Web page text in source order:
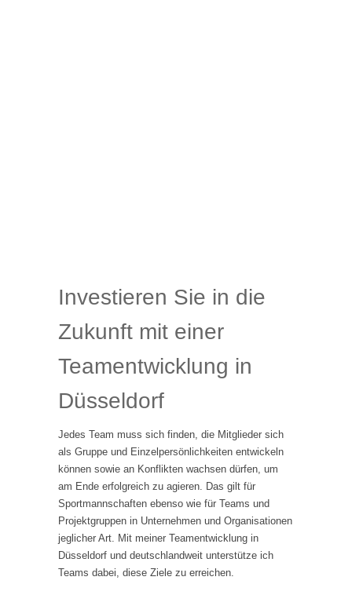
Investieren Sie in die
Zukunft mit einer
Teamentwicklung in
Düsseldorf
Jedes Team muss sich finden, die Mitglieder sich
als Gruppe und Einzelpersönlichkeiten entwickeln
können sowie an Konflikten wachsen dürfen, um
am Ende erfolgreich zu agieren. Das gilt für
Sportmannschaften ebenso wie für Teams und
Projektgruppen in Unternehmen und Organisationen
jeglicher Art. Mit meiner Teamentwicklung in
Düsseldorf und deutschlandweit unterstütze ich
Teams dabei, diese Ziele zu erreichen.